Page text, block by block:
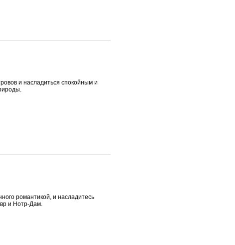
и насладиться спокойным и
романтикой, и насладитесь
и Нотр-Дам.